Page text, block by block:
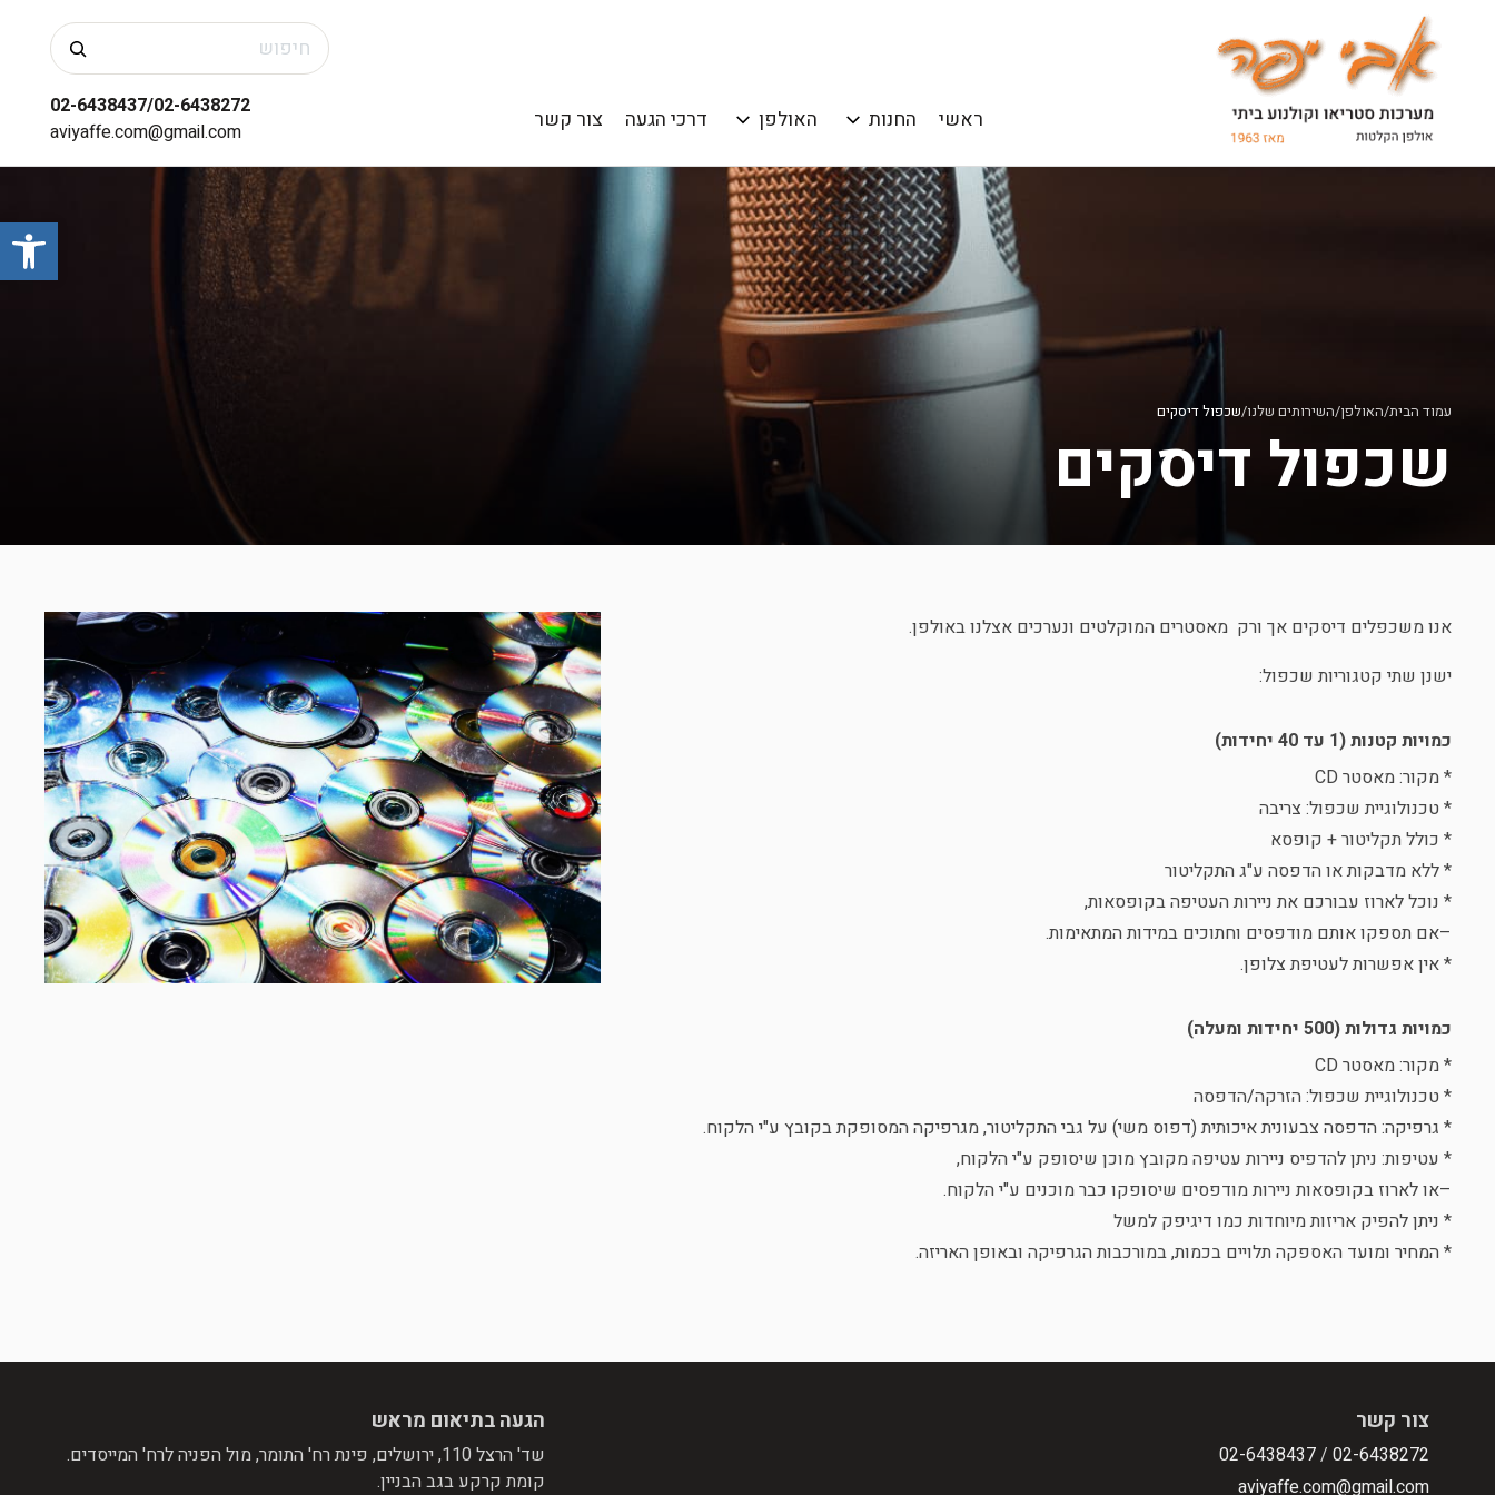
Skip
חיפוש
ראשי החנות האולפן דרכי הגעה צור קשר
02-6438437/02-6438272
aviyaffe.com@gmail.com
עמוד הבית/האולפן/השירותים שלנו/שכפול דיסקים
שכפול דיסקים
אנו משכפלים דיסקים אך ורק מאסטרים המוקלטים ונערכים אצלנו באולפן.
ישנן שתי קטגוריות שכפול:
כמויות קטנות (1 עד 40 יחידות)
* מקור: מאסטר CD
* טכנולוגיית שכפול: צריבה
* כולל תקליטור + קופסא
* ללא מדבקות או הדפסה ע"ג התקליטור
* נוכל לארוז עבורכם את ניירות העטיפה בקופסאות,
–אם תספקו אותם מודפסים וחתוכים במידות המתאימות.
* אין אפשרות לעטיפת צלופן.
כמויות גדולות (500 יחידות ומעלה)
* מקור: מאסטר CD
* טכנולוגיית שכפול: הזרקה/הדפסה
* גרפיקה: הדפסה צבעונית איכותית (דפוס משי) על גבי התקליטור, מגרפיקה המסופקת בקובץ ע"י הלקוח.
* עטיפות: ניתן להדפיס ניירות עטיפה מקובץ מוכן שיסופק ע"י הלקוח,
–או לארוז בקופסאות ניירות מודפסים שיסופקו כבר מוכנים ע"י הלקוח.
* ניתן להפיק אריזות מיוחדות כמו דיגיפק למשל
* המחיר ומועד האספקה תלויים בכמות, במורכבות הגרפיקה ובאופן האריזה.
צור קשר
02-6438272
/
02-6438437
aviyaffe.com@gmail.com
הגעה בתיאום מראש
שד' הרצל 110, ירושלים, פינת רח' התומר, מול הפניה לרח' המייסדים.
קומת קרקע בגב הבניין.